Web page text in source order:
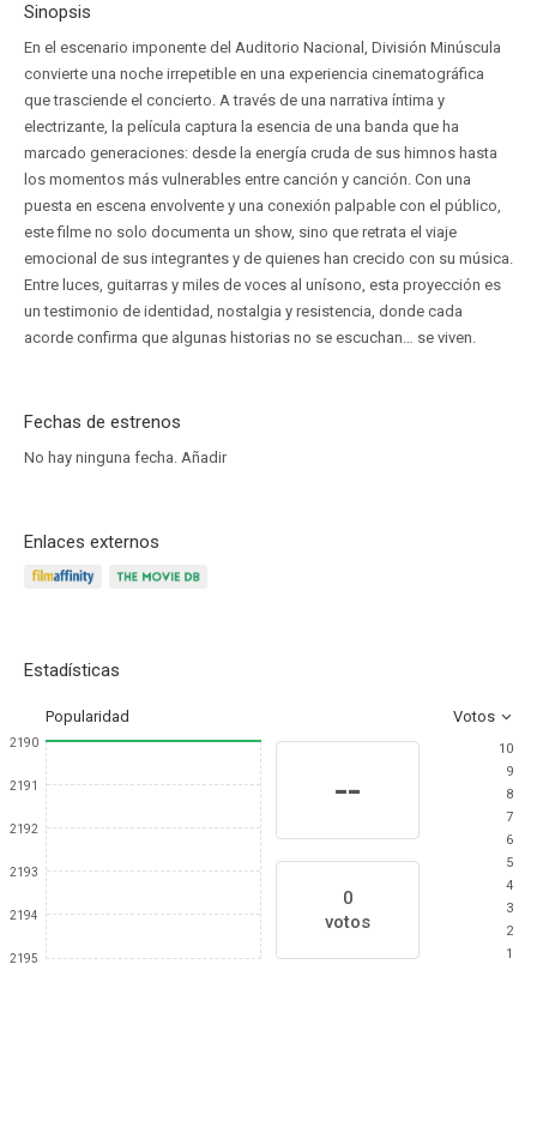
Sinopsis
En el escenario imponente del Auditorio Nacional, División Minúscula
convierte una noche irrepetible en una experiencia cinematográfica
que trasciende el concierto. A través de una narrativa íntima y
electrizante, la película captura la esencia de una banda que ha
marcado generaciones: desde la energía cruda de sus himnos hasta
los momentos más vulnerables entre canción y canción. Con una
puesta en escena envolvente y una conexión palpable con el público,
este filme no solo documenta un show, sino que retrata el viaje
emocional de sus integrantes y de quienes han crecido con su música.
Entre luces, guitarras y miles de voces al unísono, esta proyección es
un testimonio de identidad, nostalgia y resistencia, donde cada
acorde confirma que algunas historias no se escuchan… se viven.
Fechas de estrenos
No hay ninguna fecha. Añadir
Enlaces externos
Estadísticas
Popularidad Votos
2190
2191
2192
2193
2194
2195
--
0
votos
10
9
8
7
6
5
4
3
2
1